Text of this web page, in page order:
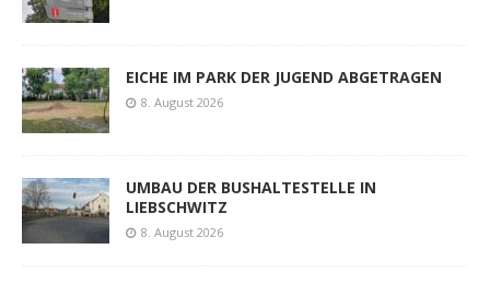
EICHE IM PARK DER JUGEND ABGETRAGEN
8. August 2026
UMBAU DER BUSHALTESTELLE IN
LIEBSCHWITZ
8. August 2026